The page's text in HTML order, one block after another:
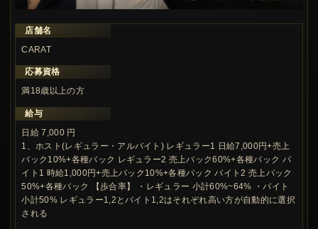
この求人の注目ポイント
店舗名
CARAT
応募資格
満18歳以上の方
給与
日給 7,000 円
1、ホスト(レギュラー・アルバイト) レギュラー1 日給7,000円+売上
バック10%+各種バック レギュラー2 売上バック60%+各種バック バ
イト1 時給1,000円+売上バック10%+各種バック バイト2 売上バック
50%+各種バック 【歩合率】 ・レギュラー 小計60%~64% ・バイト
小計50% レギュラー1,2とバイト1,2はそれぞれ高い方が自動的に選択
される